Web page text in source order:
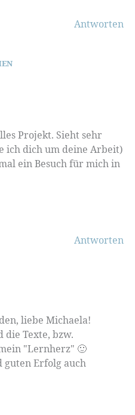
Antworten
Projekt. Sieht sehr
ich dich um deine Arbeit)
ein Besuch für mich in
Antworten
liebe Michaela!
Texte, bzw.
"Lernherz" 🙂
guten Erfolg auch